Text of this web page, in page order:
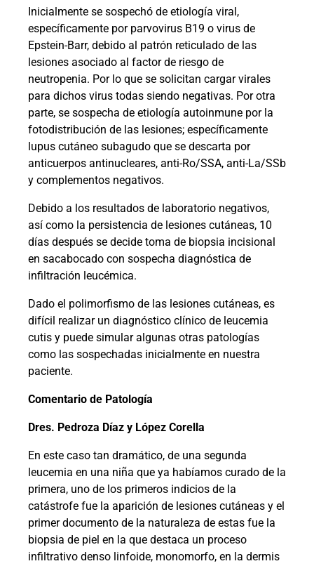
Inicialmente se sospechó de etiología viral,
específicamente por parvovirus B19 o virus de
Epstein-Barr, debido al patrón reticulado de las
lesiones asociado al factor de riesgo de
neutropenia. Por lo que se solicitan cargar virales
para dichos virus todas siendo negativas. Por otra
parte, se sospecha de etiología autoinmune por la
fotodistribución de las lesiones; específicamente
lupus cutáneo subagudo que se descarta por
anticuerpos antinucleares, anti-Ro/SSA, anti-La/SSb
y complementos negativos.
Debido a los resultados de laboratorio negativos,
así como la persistencia de lesiones cutáneas, 10
días después se decide toma de biopsia incisional
en sacabocado con sospecha diagnóstica de
infiltración leucémica.
Dado el polimorfismo de las lesiones cutáneas, es
difícil realizar un diagnóstico clínico de leucemia
cutis y puede simular algunas otras patologías
como las sospechadas inicialmente en nuestra
paciente.
Comentario de Patología
Dres. Pedroza Díaz y López Corella
En este caso tan dramático, de una segunda
leucemia en una niña que ya habíamos curado de la
primera, uno de los primeros indicios de la
catástrofe fue la aparición de lesiones cutáneas y el
primer documento de la naturaleza de estas fue la
biopsia de piel en la que destaca un proceso
infiltrativo denso linfoide, monomorfo, en la dermis